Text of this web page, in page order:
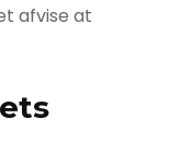
afvise at